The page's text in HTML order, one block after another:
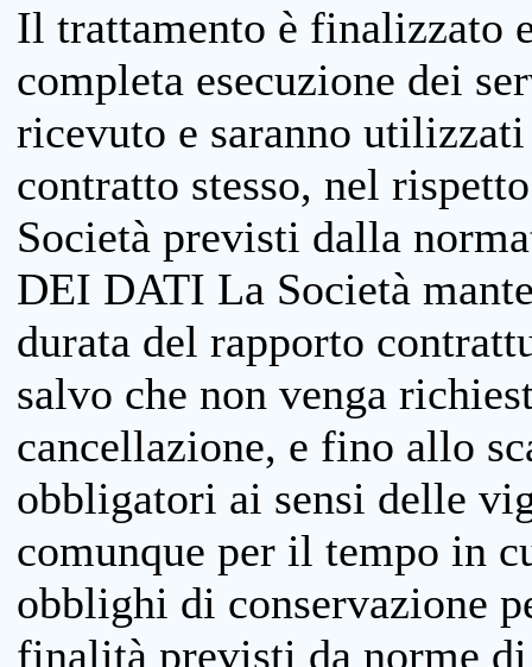
Il trattamento è finalizzato
completa esecuzione dei
ricevuto e saranno
contratto stesso, nel
Società previsti dalla
DEI DATI La Società
durata del rapporto
salvo che non venga
cancellazione, e fino allo
obbligatori ai sensi delle
comunque per il tempo in
obblighi di conservazione
finalità previsti da norme